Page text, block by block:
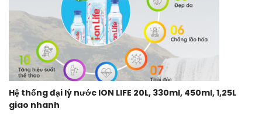
Hệ thống đại lý nước ION LIFE 20L, 330ml, 450ml, 1,25L
giao nhanh